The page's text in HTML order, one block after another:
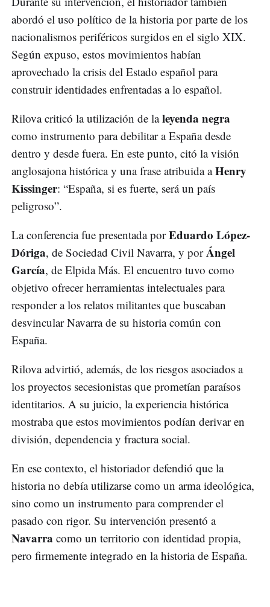
abordó el uso político de la historia por parte de los
nacionalismos periféricos surgidos en el siglo XIX.
Según expuso, estos movimientos habían
aprovechado la crisis del Estado español para
construir identidades enfrentadas a lo español.
Rilova criticó la utilización de laleyenda negra
como instrumento para debilitar a España desde
dentro y desde fuera. En este punto, citó la visión
anglosajona histórica y una frase atribuida aHenry
Kissinger: “España, si es fuerte, será un país
peligroso”.
La conferencia fue presentada porEduardo López-
Dóriga, de Sociedad Civil Navarra, y porÁngel
García, de Elpida Más. El encuentro tuvo como
objetivo ofrecer herramientas intelectuales para
responder a los relatos militantes que buscaban
desvincular Navarra de su historia común con
España.
Rilova advirtió, además, de los riesgos asociados a
los proyectos secesionistas que prometían paraísos
identitarios. A su juicio, la experiencia histórica
mostraba que estos movimientos podían derivar en
división, dependencia y fractura social.
En ese contexto, el historiador defendió que la
historia no debía utilizarse como un arma ideológica,
sino como un instrumento para comprender el
pasado con rigor. Su intervención presentó a
Navarra como un territorio con identidad propia,
pero firmemente integrado en la historia de España.